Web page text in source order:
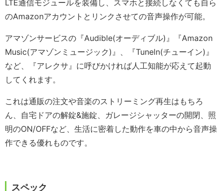
LTE通信モジュールを装備し、スマホと接続しなくても自ら
のAmazonアカウントとリンクさせての音声操作が可能。
アマゾンサービスの『Audible(オーディブル)』『Amazon
Music(アマゾンミュージック)』、『Tuneln(チューイン)』
など、『アレクサ』に呼びかければ人工知能が応えて起動
してくれます。
これは通販の注文や音楽のストリーミング再生はもちろ
ん、自宅ドアの解錠&施錠、ガレージシャッターの開閉、照
明のON/OFFなど、生活に密着した動作を車の中から音声操
作できる優れものです。
スペック